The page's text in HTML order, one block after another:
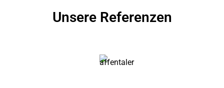
Unsere Referenzen